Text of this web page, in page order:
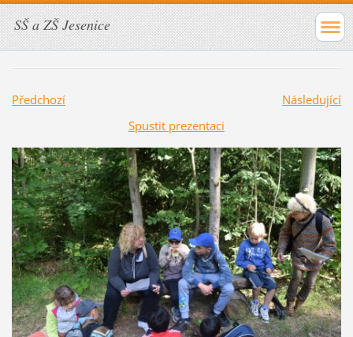
SŠ a ZŠ Jesenice
Předchozí
Následující
Spustit prezentaci